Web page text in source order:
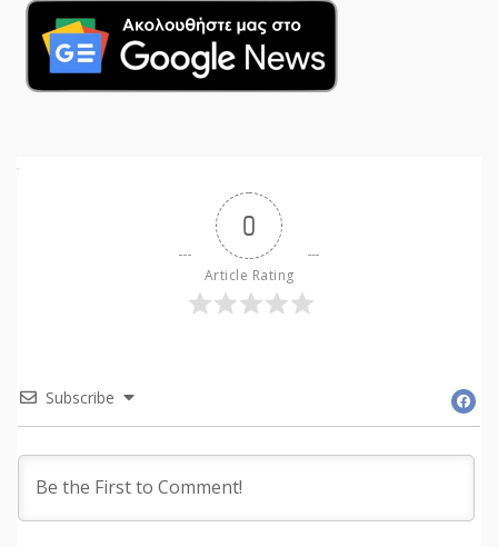
0
Article Rating
Subscribe